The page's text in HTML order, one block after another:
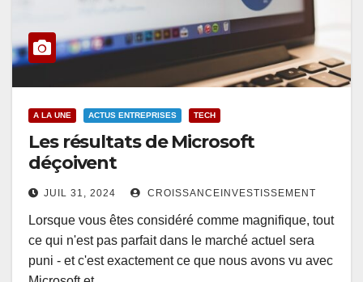
A LA UNE ACTUS ENTREPRISES TECH
Les résultats de Microsoft
déçoivent
JUIL 31, 2024 CROISSANCEINVESTISSEMENT
Lorsque vous êtes considéré comme magnifique, tout
ce qui n'est pas parfait dans le marché actuel sera
puni - et c'est exactement ce que nous avons vu avec